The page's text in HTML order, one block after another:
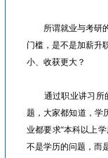
所谓就业与考研的
门槛，是不是加薪升
小、收获更大？
通过职业讲习所的
题，大家都知道，学
业都要求“本科以上
不是学历的问题，而